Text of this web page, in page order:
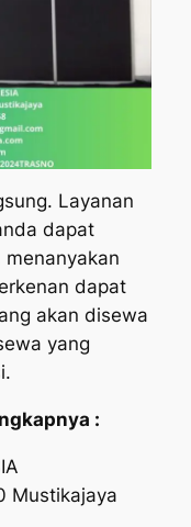
Layanan
dapat
dapat
akan disewa
yang
:
Mustikajaya